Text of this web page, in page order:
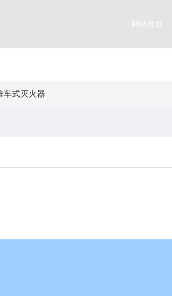
网站首页
车式灭火器